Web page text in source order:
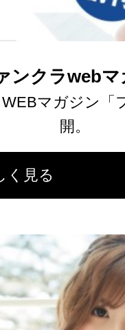
ンクラwebマ
マガジン「
開。
く見る